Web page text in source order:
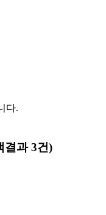
다.
결과 3건)